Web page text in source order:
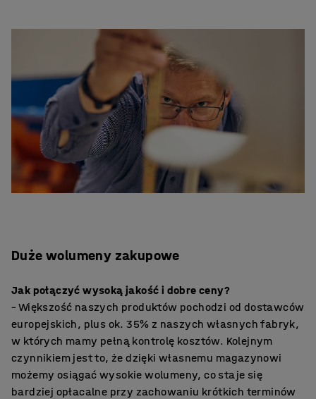
Duże wolumeny zakupowe
Jak połączyć wysoką jakość i dobre ceny?
– Większość naszych produktów pochodzi od dostawców
europejskich, plus ok. 35% z naszych własnych fabryk,
w których mamy pełną kontrolę kosztów. Kolejnym
czynnikiem jest to, że dzięki własnemu magazynowi
możemy osiągać wysokie wolumeny, co staje się
bardziej opłacalne przy zachowaniu krótkich terminów